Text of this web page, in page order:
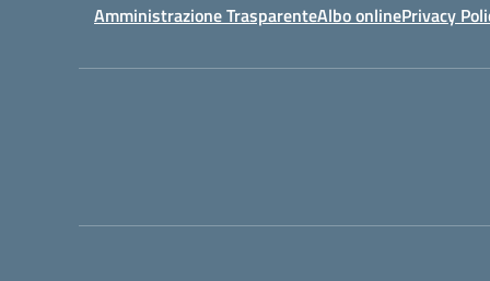
Amministrazione TrasparenteAlbo onlinePrivacy